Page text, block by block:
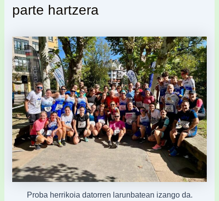
parte hartzera
Proba herrikoia datorren larunbatean izango da.